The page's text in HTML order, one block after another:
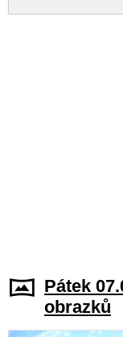
Pátek
obrazků